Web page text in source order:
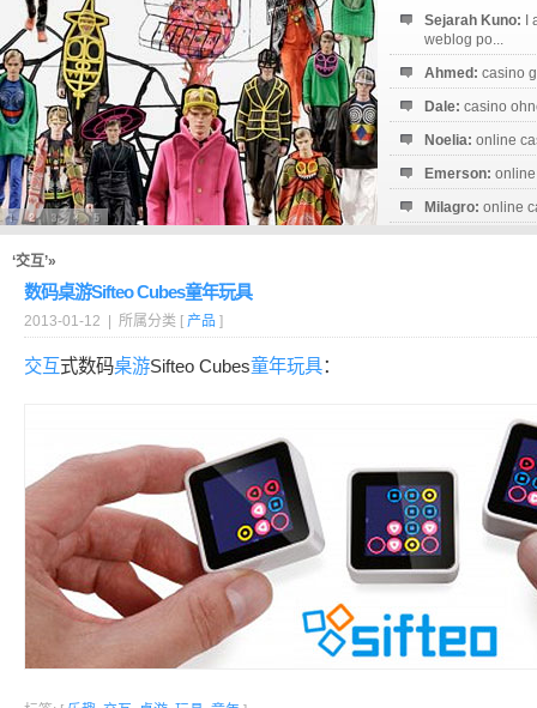
Sejarah Kuno:
weblog po...
Ahmed: casino
Dale: casino
Noelia: online
Emerson:
Milagro: online
‘交互’»
数码桌游Sifteo Cubes童年玩具
2013-01-12 | 所属分类 [ 产品 ]
交互式数码桌游Sifteo Cubes童年玩具：